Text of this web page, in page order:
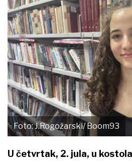
Foto: J.Rogožarski/ Boom93
U četvrtak, 2. jula, u